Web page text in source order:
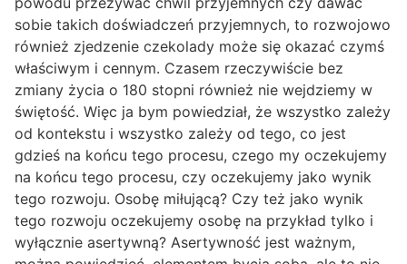
sobie takich doświadczeń przyjemnych, to rozwojowo
również zjedzenie czekolady może się okazać czymś
właściwym i cennym. Czasem rzeczywiście bez
zmiany życia o 180 stopni również nie wejdziemy w
świętość. Więc ja bym powiedział, że wszystko zależy
od kontekstu i wszystko zależy od tego, co jest
gdzieś na końcu tego procesu, czego my oczekujemy
na końcu tego procesu, czy oczekujemy jako wynik
tego rozwoju. Osobę miłującą? Czy też jako wynik
tego rozwoju oczekujemy osobę na przykład tylko i
wyłącznie asertywną? Asertywność jest ważnym,